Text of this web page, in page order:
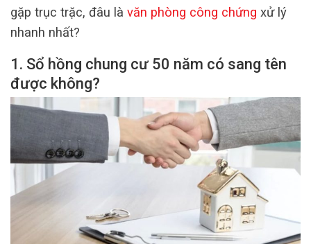
gặp trục trặc, đâu là văn phòng công chứng xử lý
nhanh nhất?
1. Sổ hồng chung cư 50 năm có sang tên
được không?